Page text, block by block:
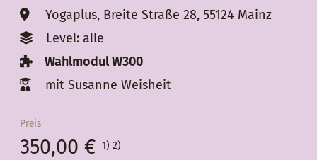
Yogaplus, Breite Straße 28, 55124 Mainz
Level: alle
Wahlmodul W300
mit Susanne Weisheit
Preis
350,00 € 1) 2)